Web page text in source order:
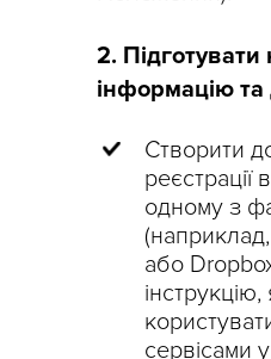
2. Підготувати
інформацію
Створити
реєстрації
одному з
або
інструкцію,
сервісами у